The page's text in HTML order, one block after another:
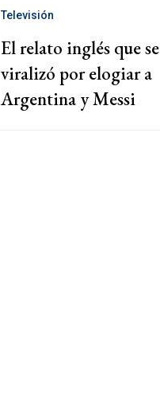
Televisión
El relato inglés que se
viralizó por elogiar a
Argentina y Messi